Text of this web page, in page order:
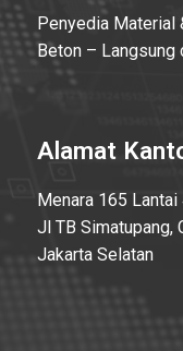
Penyedia Material
Beton – Langsung
Alamat
Menara 165 Lantai
Jl TB Simatupang,
Jakarta Selatan